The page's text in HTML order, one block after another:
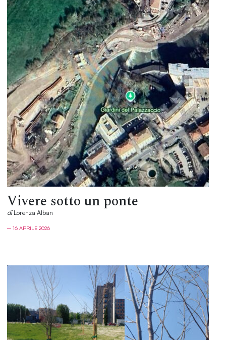
Vivere sotto un ponte
diLorenza Alban
─ 16 APRILE 2026